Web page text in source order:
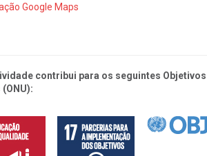
Google Maps
contribui para os seguintes